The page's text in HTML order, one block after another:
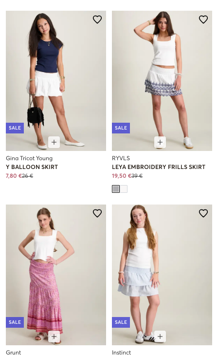
SALE
Gina Tricot Young
Y BALLOON SKIRT
7,80 €26 €
SALE
RYVLS
LEYA EMBROIDERY FRILLS SKIRT
19,50 €39 €
SALE
Grunt
SALE
Instinct